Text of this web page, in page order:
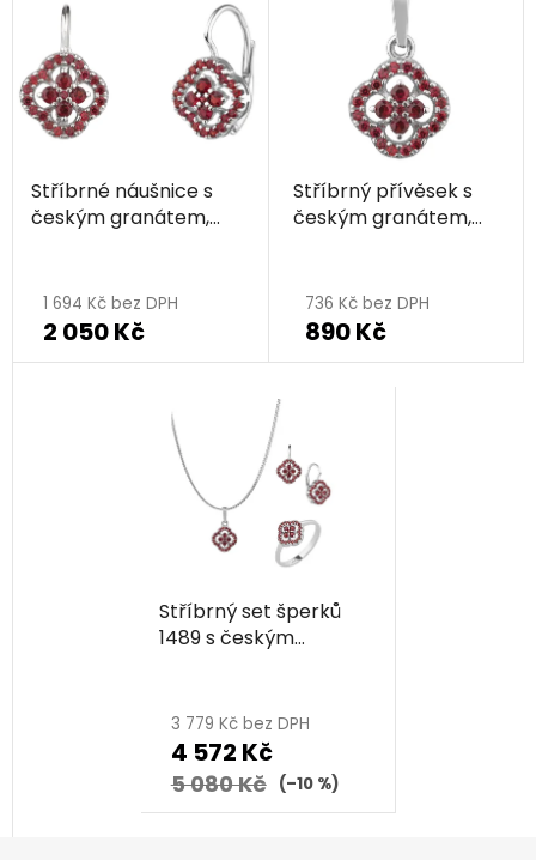
Stříbrné náušnice s
českým granátem,
1 694 Kč bez DPH
2 050 Kč
Stříbrný přívěsek s
českým granátem,
736 Kč bez DPH
890 Kč
Stříbrný set šperků
1489 s českým
3 779 Kč bez DPH
4 572 Kč
5 080 Kč (–10 %)